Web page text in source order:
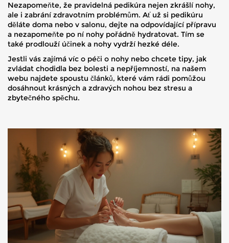
Nezapomeňte, že pravidelná pedikúra nejen zkrášlí nohy,
ale i zabrání zdravotním problémům. Ať už si pedikúru
děláte doma nebo v salonu, dejte na odpovídající přípravu
a nezapomeňte po ní nohy pořádně hydratovat. Tím se
také prodlouží účinek a nohy vydrží hezké déle.
Jestli vás zajímá víc o péči o nohy nebo chcete tipy, jak
zvládat chodidla bez bolesti a nepříjemností, na našem
webu najdete spoustu článků, které vám rádi pomůžou
dosáhnout krásných a zdravých nohou bez stresu a
zbytečného spěchu.